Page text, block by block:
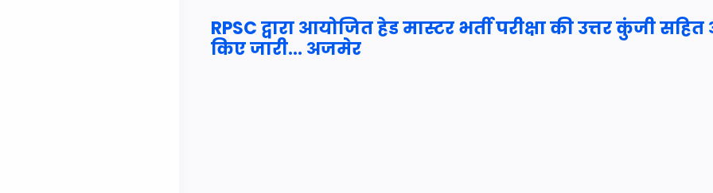
RPSC द्वारा आयोजित हेड मास्टर भर्ती परीक्षा की उत्तर कुंजी
किए जारी... अजमेर